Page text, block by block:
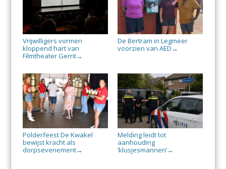
Vrijwilligers vormen
kloppend hart van
Filmtheater Gerrit→
De Bertram in Legmeer
voorzien van AED →
Polderfeest De Kwakel
bewijst kracht als
dorpsevenement→
Melding leidt tot
aanhouding
‘klusjesmannen’→